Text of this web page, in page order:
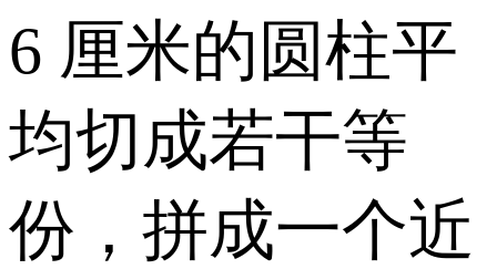
6 厘米的圆柱平
均切成若干等
份，拼成一个近